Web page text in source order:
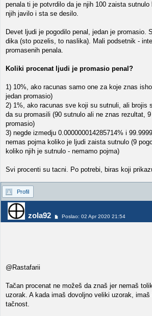
penala ti je potvrdilo da je njih 100 zaista
njih javilo i sta se desilo.
Devet ljudi je pogodilo penal, jedan je promasio.
dika (sto pozelis, to naslika). Mali podsetnik -
promasenih penala.
Koliki procenat ljudi je promasio penal?
1) 10%, ako racunas samo one za koje znas
jedan promasio)
2) 1%, ako racunas sve koji su sutnuli, ali brojis
da su promasili (90 sutnulo ali ne znas rezultat,
promasio)
3) negde izmedju 0.000000014285714% i
nemas pojma koliko je ljudi zaista sutnulo (9
koliko njih je sutnulo - nemamo pojma)
Svi procenti su tacni. Po potrebi, biras koji
Profil
zola92 Poslao: 02 Apr 2020 21:54
@Rastafarii
Tačan procenat ne možeš da znaš jer nemaš
uzorak. A kada imaš dovoljno veliki uzorak,
tačnost.